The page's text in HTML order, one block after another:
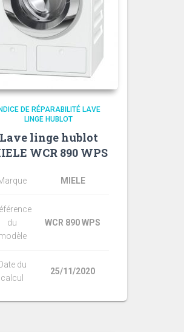
DE RÉPARABILITÉ LAVE
LINGE HUBLOT
Lave linge hublot
WCR 890 WPS
MIELE
du
WCR 890 WPS
Date du
calcul
25/11/2020